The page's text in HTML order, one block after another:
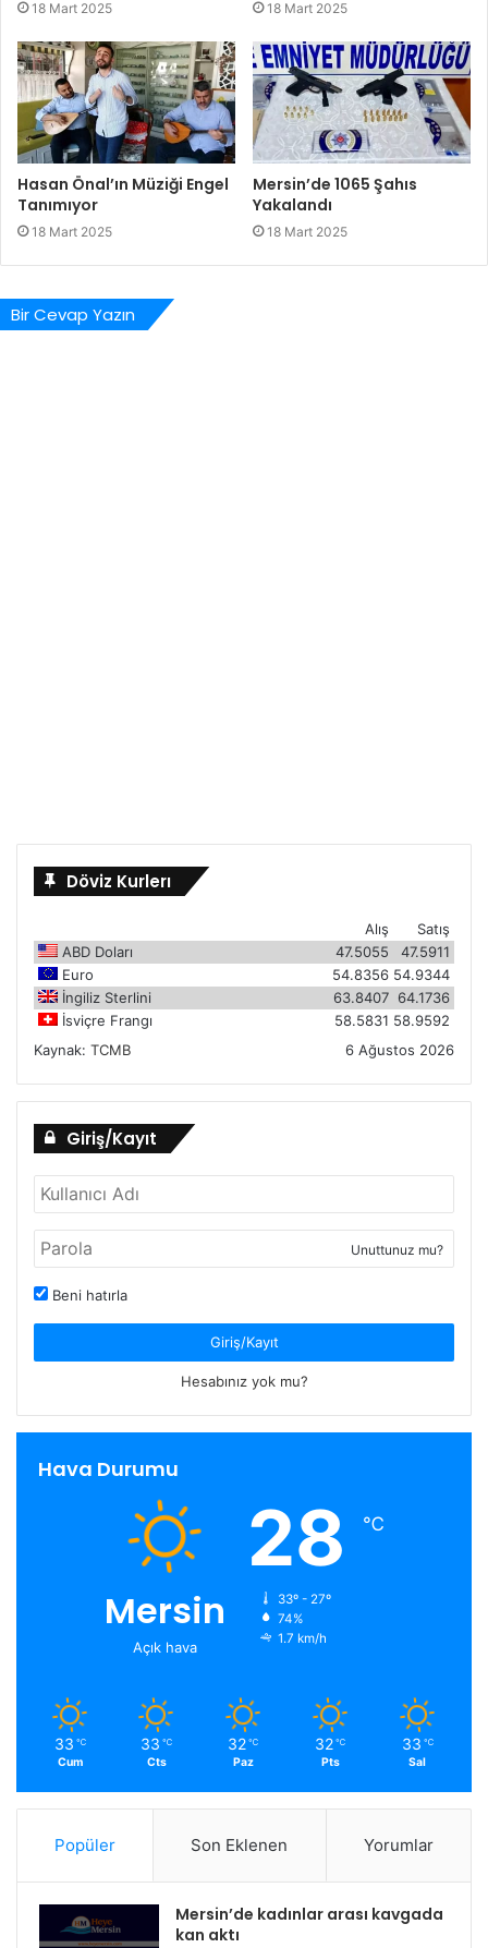
18 Mart 2025 18 Mart 2025
Hasan Önal’ın Müziği Engel
Tanımıyor
18 Mart 2025
Mersin’de 1065 Şahıs
Yakalandı
18 Mart 2025
Bir Cevap Yazın
Döviz Kurlerı
Satış
Alış
ABD Doları
47.5911
47.5055
Euro
54.9344
54.8356
İngiliz Sterlini
64.1736
63.8407
İsviçre Frangı
58.9592
58.5831
Kaynak: TCMB 6 Ağustos 2026
Giriş/Kayıt
Unuttunuz mu?
Beni hatırla
Giriş/Kayıt
Hesabınız yok mu?
Hava Durumu
Mersin
Açık hava
28 ℃
33º - 27º
74%
1.7 km/h
33 ℃
Cum
33 ℃
Cts
32 ℃
Paz
32 ℃
Pts
33 ℃
Sal
Popüler Son Eklenen Yorumlar
Mersin’de kadınlar arası kavgada
kan aktı